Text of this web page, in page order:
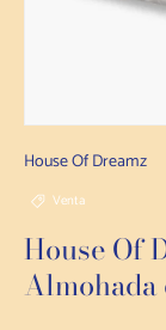
House Of Dreamz
Venta
House Of